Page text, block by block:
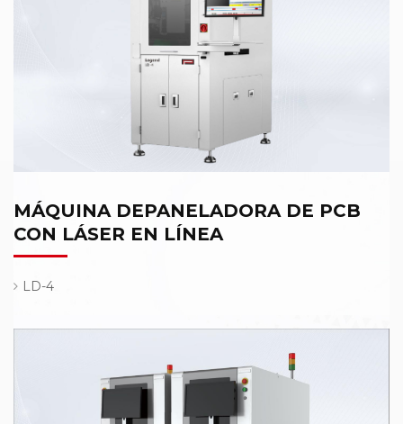
MÁQUINA DEPANELADORA DE PCB
CON LÁSER EN LÍNEA
LD-4